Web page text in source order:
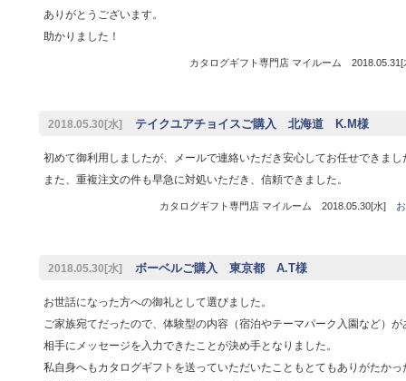
ありがとうございます。
助かりました！
カタログギフト専門店 マイルーム
2018.05.30[水] テイクユアチョイスご購入 北海道 K.M様
初めて御利用しましたが、メールで連絡いただき安心してお任せできまし
また、重複注文の件も早急に対処いただき、信頼できました。
カタログギフト専門店 マイルーム 2018.05.30[水]
2018.05.30[水] ボーベルご購入 東京都 A.T様
お世話になった方への御礼として選びました。
ご家族宛てだったので、体験型の内容（宿泊やテーマパーク入園など）が
相手にメッセージを入力できたことが決め手となりました。
私自身へもカタログギフトを送っていただいたこともとてもありがたかっ